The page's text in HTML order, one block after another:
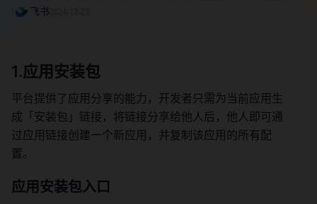
飞书
1.应用安装包
平台提供了应用分享的能力，开发者只需为当前应用生
成「安装包」链接，将链接分享给他人后，他人即可通
过应用链接创建一个新应用，并复制该应用的所有配
置。
应用安装包入口